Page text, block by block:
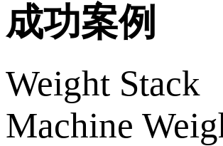
成功案例
Weight Stack
Machine